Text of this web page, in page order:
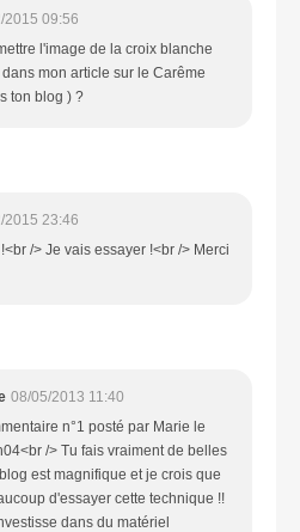
2015 09:56
l'image de la croix blanche
mon article sur le Carême
ton blog ) ?
2015 23:46
/> Je vais essayer !<br /> Merci
08/05/2013 11:40
n°1 posté par Marie le
/> Tu fais vraiment de belles
est magnifique et je crois que
d'essayer cette technique !!
dans du matériel